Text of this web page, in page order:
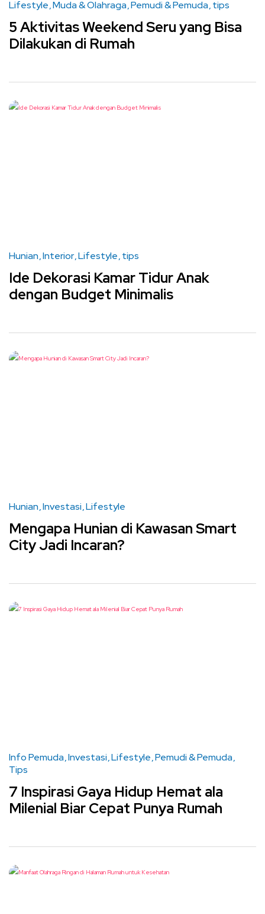
Lifestyle Muda & Olahraga Pemudi & Pemuda tips
5 Aktivitas Weekend Seru yang Bisa
Dilakukan di Rumah
Hunian Interior Lifestyle tips
Ide Dekorasi Kamar Tidur Anak
dengan Budget Minimalis
Hunian Investasi Lifestyle
Mengapa Hunian di Kawasan Smart
City Jadi Incaran?
Info Pemuda Investasi Lifestyle Pemudi & Pemuda
Tips
7 Inspirasi Gaya Hidup Hemat ala
Milenial Biar Cepat Punya Rumah